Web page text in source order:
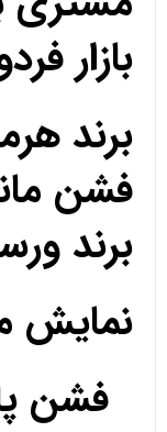
بازار
برند
فشن
برند
نمایش
فشن